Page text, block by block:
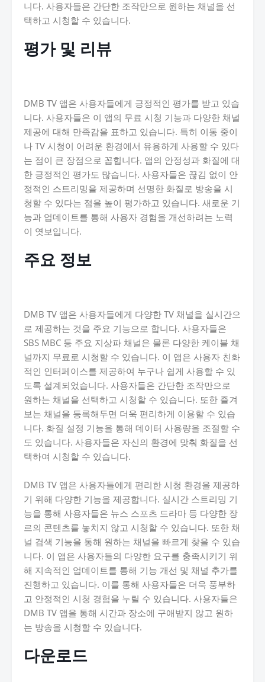
니다. 사용자들은 간단한 조작만으로 원하는 채널을 선
택하고 시청할 수 있습니다.
평가 및 리뷰
DMB TV 앱은 사용자들에게 긍정적인 평가를 받고 있습
니다. 사용자들은 이 앱의 무료 시청 기능과 다양한 채널
제공에 대해 만족감을 표하고 있습니다. 특히 이동 중이
나 TV 시청이 어려운 환경에서 유용하게 사용할 수 있다
는 점이 큰 장점으로 꼽힙니다. 앱의 안정성과 화질에 대
한 긍정적인 평가도 많습니다. 사용자들은 끊김 없이 안
정적인 스트리밍을 제공하며 선명한 화질로 방송을 시
청할 수 있다는 점을 높이 평가하고 있습니다. 새로운 기
능과 업데이트를 통해 사용자 경험을 개선하려는 노력
이 엿보입니다.
주요 정보
DMB TV 앱은 사용자들에게 다양한 TV 채널을 실시간으
로 제공하는 것을 주요 기능으로 합니다. 사용자들은
SBS MBC 등 주요 지상파 채널은 물론 다양한 케이블 채
널까지 무료로 시청할 수 있습니다. 이 앱은 사용자 친화
적인 인터페이스를 제공하여 누구나 쉽게 사용할 수 있
도록 설계되었습니다. 사용자들은 간단한 조작만으로
원하는 채널을 선택하고 시청할 수 있습니다. 또한 즐겨
보는 채널을 등록해두면 더욱 편리하게 이용할 수 있습
니다. 화질 설정 기능을 통해 데이터 사용량을 조절할 수
도 있습니다. 사용자들은 자신의 환경에 맞춰 화질을 선
택하여 시청할 수 있습니다.
DMB TV 앱은 사용자들에게 편리한 시청 환경을 제공하
기 위해 다양한 기능을 제공합니다. 실시간 스트리밍 기
능을 통해 사용자들은 뉴스 스포츠 드라마 등 다양한 장
르의 콘텐츠를 놓치지 않고 시청할 수 있습니다. 또한 채
널 검색 기능을 통해 원하는 채널을 빠르게 찾을 수 있습
니다. 이 앱은 사용자들의 다양한 요구를 충족시키기 위
해 지속적인 업데이트를 통해 기능 개선 및 채널 추가를
진행하고 있습니다. 이를 통해 사용자들은 더욱 풍부하
고 안정적인 시청 경험을 누릴 수 있습니다. 사용자들은
DMB TV 앱을 통해 시간과 장소에 구애받지 않고 원하
는 방송을 시청할 수 있습니다.
다운로드